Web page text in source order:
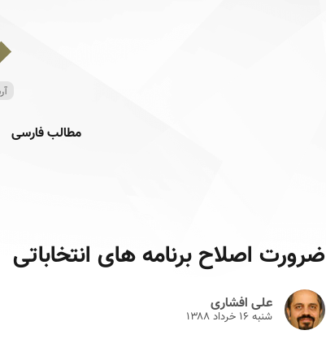
مطالب فارسی
ضرورت اصلاح برنامه های انتخاباتی
علی افشاری
شنبه ۱۶ خرداد ۱۳۸۸